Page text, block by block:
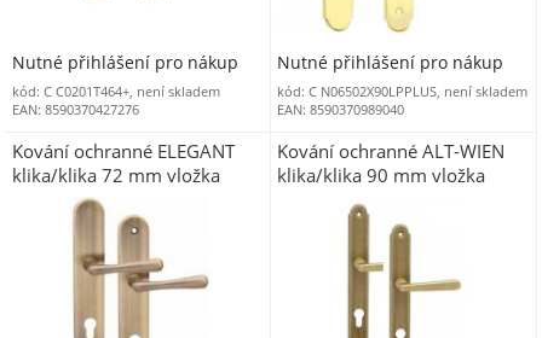
Nutné přihlášení pro nákup
kód: C C0201T464+, není skladem
EAN: 8590370427276
Nutné přihlášení pro nákup
kód: C N06502X90LPPLUS, není skladem
EAN: 8590370989040
Kování ochranné ELEGANT
klika/klika 72 mm vložka
bronz česaný OFS
Kování ochranné ALT-WIEN
klika/klika 90 mm vložka
LEVÁ/PRAVÁ staromosaz OV s
překrytím